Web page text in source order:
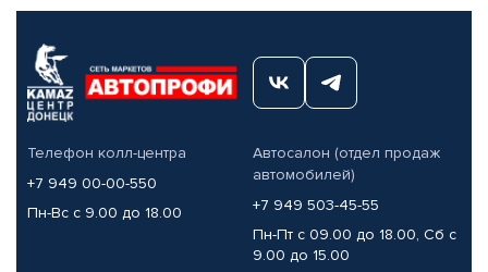
Телефон колл-центра
+7 949 00-00-550
Пн-Вс с 9.00 до 18.00
Автосалон (отдел продаж
автомобилей)
+7 949 503-45-55
Пн-Пт с 09.00 до 18.00, Сб с
9.00 до 15.00